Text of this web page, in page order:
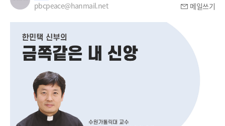
pbcpeace@hanmail.net
메일쓰기